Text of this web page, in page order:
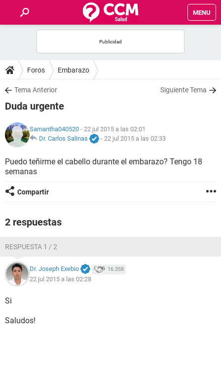
MENU
FOROS
SALUD
NUTRICIÓN
BIENESTAR
SEXUALIDAD
Foros Embarazo
Tema Anterior Siguiente Tema
Duda urgente
Samantha040520 - 22 jul 2015 a las 02:01
Dr. Carlos Salinas
- 22 jul 2015 a las 02:33
Puedo teñirme el cabello durante el embarazo? Tengo 18
semanas
Compartir
2 respuestas
RESPUESTA 1 / 2
Dr. Joseph Exebio 16.358
22 jul 2015 a las 02:28
Si
Saludos!